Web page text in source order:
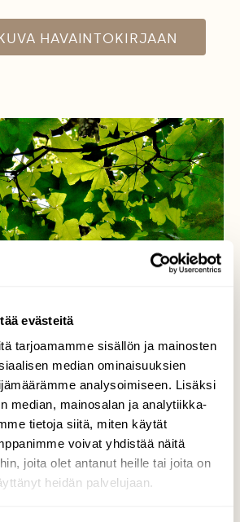
evästeitä
tarjoamamme sisällön ja mainosten
median ominaisuuksien
analysoimiseen. Lisäksi
median, mainosalan ja analytiikka-
tietoja siitä, miten käytät
voivat yhdistää näitä
joita olet antanut heille tai joita on
heidän palvelujaan.
HAVAINTOKIRJAAN
vihreät lehvät
valo vaihtelee.
Juurinen, Veikkola Kesäkuu